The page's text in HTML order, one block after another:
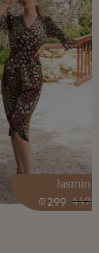
449
299
₪
Jasmin